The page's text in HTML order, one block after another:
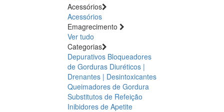
Acessórios
Acessórios
Emagrecimento
Ver tudo
Categorias
Depurativos Bloqueadores
de Gorduras Diuréticos |
Drenantes | Desintoxicantes
Queimadores de Gordura
Substitutos de Refeição
Inibidores de Apetite